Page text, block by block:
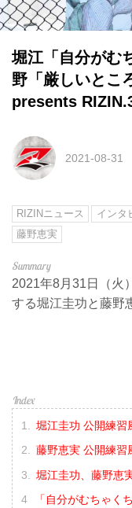
堀江「自分がむ
野「厳しいとこ
presents
2021-08-31
RIZINニュース インタ
藤野恵実
2021年8月31日（火
する堀江圭功と藤野
堀江圭功 公開練習
藤野恵実 公開練習
堀江圭功、藤野恵
「自分がむちゃく